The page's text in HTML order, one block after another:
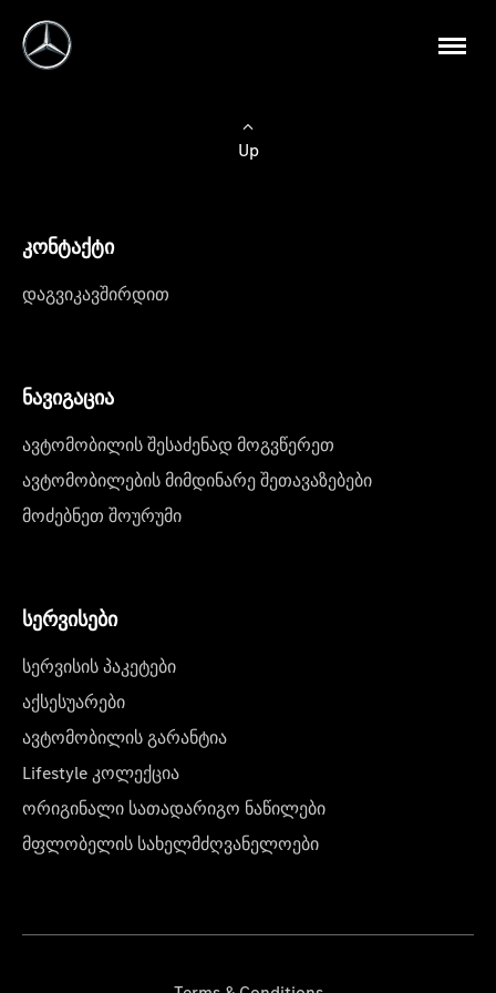
Up
კონტაქტი
დაგვიკავშირდით
ნავიგაცია
ავტომობილის შესაძენად მოგვწერეთ
ავტომობილების მიმდინარე შეთავაზებები
მოძებნეთ შოურუმი
სერვისები
სერვისის პაკეტები
აქსესუარები
ავტომობილის გარანტია
Lifestyle კოლექცია
ორიგინალი სათადარიგო ნაწილები
მფლობელის სახელმძღვანელოები